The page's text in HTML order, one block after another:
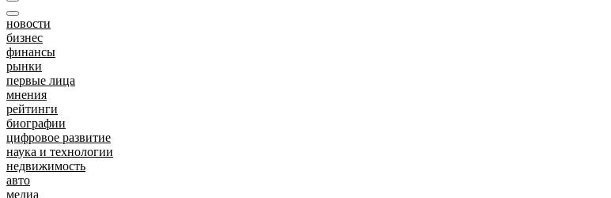
новости
бизнес
финансы
рынки
первые лица
мнения
рейтинги
биографии
цифровое развитие
наука и технологии
недвижимость
авто
медиа